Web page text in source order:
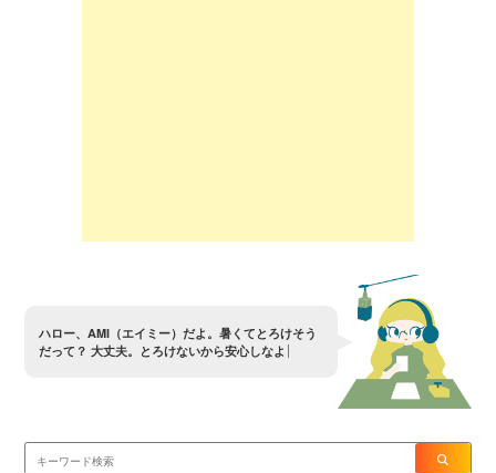
ハロー、 AMI（エイ ミ ー） だよ 。 暑く て と ろけそう
だって ？ 大丈夫。 と ろけないから安心しなよ